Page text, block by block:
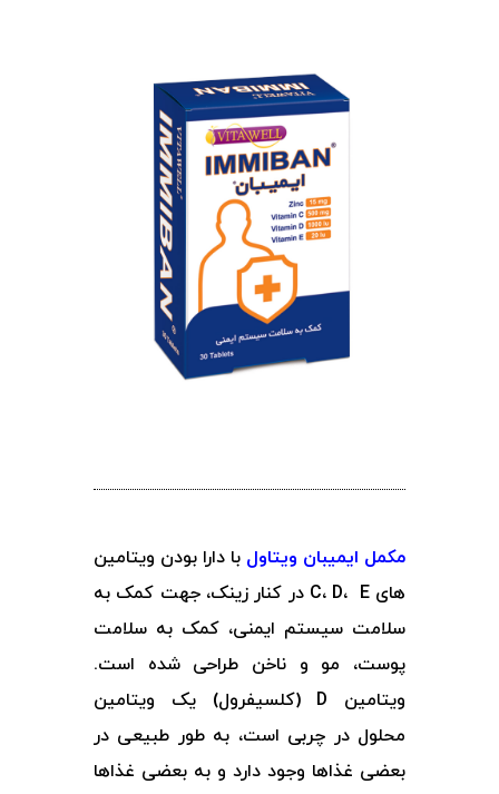
مکمل ایمیبان ویتاول با دارا بودن ویتامین
های C، D، E در کنار زینک، جهت کمک به
سلامت سیستم ایمنی، کمک به سلامت
پوست، مو و ناخن طراحی شده است.
ویتامین D (کلسیفرول) یک ویتامین
محلول در چربی است، به طور طبیعی در
بعضی غذاها وجود دارد و به بعضی غذاها